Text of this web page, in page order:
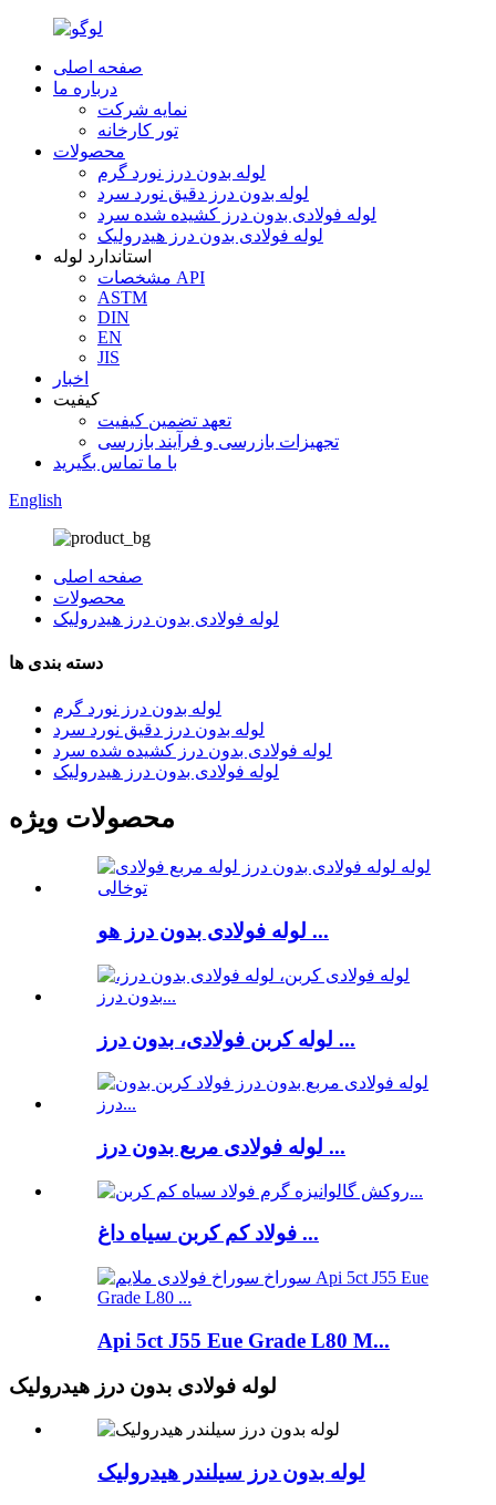
صفحه اصلی
درباره ما
نمایه شرکت
تور کارخانه
محصولات
لوله بدون درز نورد گرم
لوله بدون درز دقیق نورد سرد
لوله فولادی بدون درز کشیده شده سرد
لوله فولادی بدون درز هیدرولیک
استاندارد لوله
مشخصات API
ASTM
DIN
EN
JIS
اخبار
کیفیت
تعهد تضمین کیفیت
تجهیزات بازرسی و فرآیند بازرسی
با ما تماس بگیرید
English
صفحه اصلی
محصولات
لوله فولادی بدون درز هیدرولیک
دسته بندی ها
لوله بدون درز نورد گرم
لوله بدون درز دقیق نورد سرد
لوله فولادی بدون درز کشیده شده سرد
لوله فولادی بدون درز هیدرولیک
محصولات ویژه
لوله فولادی بدون درز هو ...
لوله کربن فولادی، بدون درز ...
لوله فولادی مربع بدون درز ...
فولاد کم کربن سیاه داغ ...
Api 5ct J55 Eue Grade L80 M...
لوله فولادی بدون درز هیدرولیک
لوله بدون درز سیلندر هیدرولیک